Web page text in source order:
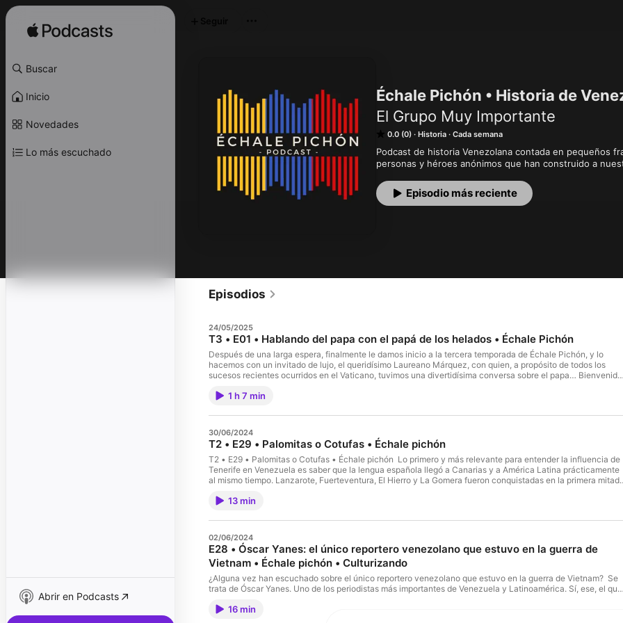
Buscar
Inicio
Novedades
Lo más escuchado
Abrir en Podcasts
Échale Pichón • Historia de
El Grupo Muy Importante
0.0 (0) Historia Cada semana
Podcast de historia Venezolana contada en pequeños
personas y héroes anónimos que han construido a
Episodio más reciente
Episodios
24/05/2025
T3 • E01 • Hablando del papa con el papá de los helados • Échale Pichón
Después de una larga espera, finalmente le damos inicio a la tercera temporada de Échale Pichón, y lo
hacemos con un invitado de lujo, el queridísimo Laureano Márquez, con quien, a propósito de todos los
sucesos recientes ocurridos en el Vaticano, tuvimos una divertidísima conversa sobre el papa… Bienvenidos
helados Una producción de @ElGrupoMuyImportante Música @FedericoCapocci Presentado por
1 h 7 min
30/06/2024
T2 • E29 • Palomitas o Cotufas • Échale pichón
T2 • E29 • Palomitas o Cotufas • Échale pichón Lo primero y más relevante para entender la influencia de
Tenerife en Venezuela es saber que la lengua española llegó a Canarias y a América Latina prácticamente
al mismo tiempo. Lanzarote, Fuerteventura, El Hierro y La Gomera fueron conquistadas en la primera mitad
Tenerife y La Palma. Es decir, solo cuatro años después de que Cristóbal Colón llegara a América. El español
paralelos. Canarias fue el primer gran experimento del español fuera de España y esto influyó mucho en
cómo se terminó hablando en América Latina. El español que llegó a Canarias ya tenía ciertas
particularidades que lo hacían diferente al que se hablaba en Castilla. La geografía y clima de Canarias, muy
distinta a la peninsular española, fomentó la adaptación de un español diferente que luego se transmitió en
América. Al igual que a Canarias, la mayoría de conquistadores que llegaron a América procedían de
Extremadura y Andalucía. En este nuevo episodio de Échale Pichón, hablaremos de cómo Canarias nos
influenció tanto, sobre todo Tenerife, que somos los únicos dos sitios del mundo donde se le llama “cotufa” a
las palomitas de maíz. Una producción de @CreativeTwist.Agency Música @FedericoCapocci Presentado
por @LaureanoMar
13 min
02/06/2024
E28 • Óscar Yanes: el único reportero venezolano que estuvo en la guerra de
Vietnam • Échale pichón • Culturizando
¿Alguna vez han escuchado sobre el único reportero venezolano que estuvo en la guerra de Vietnam? Se
trata de Óscar Yanes. Uno de los periodistas más importantes de Venezuela y Latinoamérica. Sí, ese, el que
pionero del periodismo televisivo en Latinoamérica. Hoy en este episodio de Échale Pichón conoceremos
16 min